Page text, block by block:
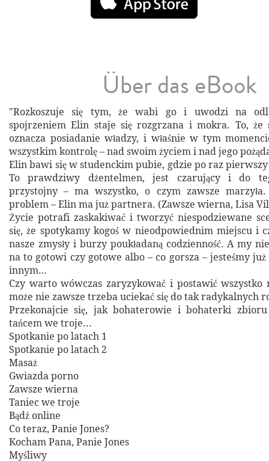
Über das eBook
"Rozkoszuje się tym, że wabi go i uwodzi na
spojrzeniem Elin staje się rozgrzana i mokra. To, że
oznacza posiadanie władzy, i właśnie w tym
wszystkim kontrolę – nad swoim życiem i nad jego
Elin bawi się w studenckim pubie, gdzie po raz
To prawdziwy dżentelmen, jest czarujący i do
przystojny – ma wszystko, o czym zawsze
problem – Elin ma już partnera. (Zawsze wierna, Lisa
Życie potrafi zaskakiwać i tworzyć niespodziewane
się, że spotykamy kogoś w nieodpowiednim miejscu i
nasze zmysły i burzy poukładaną codzienność. A my
na to gotowi czy gotowe albo – co gorsza – jesteśmy
innym…
Czy warto wówczas zaryzykować i postawić wszystko
może nie zawsze trzeba uciekać się do tak radykalnych
Przekonajcie się, jak bohaterowie i bohaterki
tańcem we troje...
Spotkanie po latach 1
Spotkanie po latach 2
Masaż
Gwiazda porno
Zawsze wierna
Taniec we troje
Bądź online
Co teraz, Panie Jones?
Kocham Pana, Panie Jones
Myśliwy